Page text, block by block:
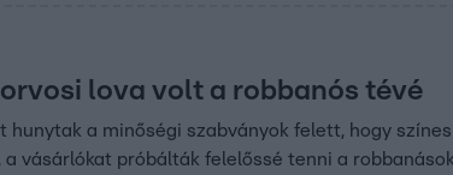
lova volt a robbanós tévé
hunytak a minőségi szabványok felett, hogy
a vásárlókat próbálták felelőssé tenni a